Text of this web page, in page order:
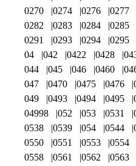
0270
0274 0276 0277
0282
0283 0284 0285
0291
0293 0294 0295
04
042 0422 0428
044
045 046 0460
047
0470 0475 0476
049
0493 0494 0495
04998
052 053 0531
0538
0539 054 0544
0550
0551 0553 0554
0558
0561 0562 0563